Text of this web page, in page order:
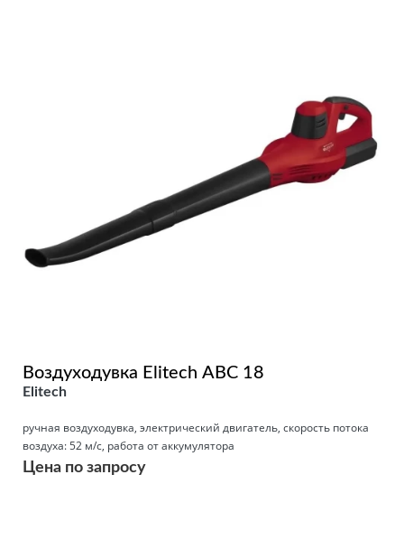
Воздуходувка Elitech АВС 18
Elitech
ручная воздуходувка, электрический двигатель, скорость потока
воздуха: 52 м/с, работа от аккумулятора
Цена по запросу